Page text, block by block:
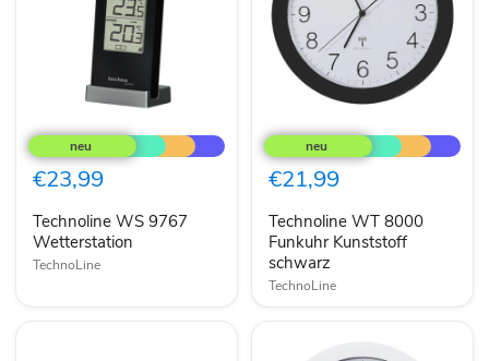
WS
9767
Wetterstation
€23,99
Technoline WS 9767
Wetterstation
TechnoLine
WT
8000
Funkuhr
Kunststoff
€21,99
Technoline WT 8000
Funkuhr Kunststoff
schwarz
TechnoLine